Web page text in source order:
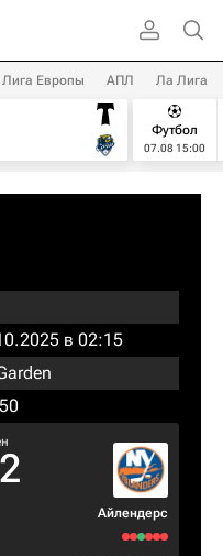
Лига Европы АПЛ Ла Лига
Футбол
07.08 15:00
в 02:15
2
Айлендерс